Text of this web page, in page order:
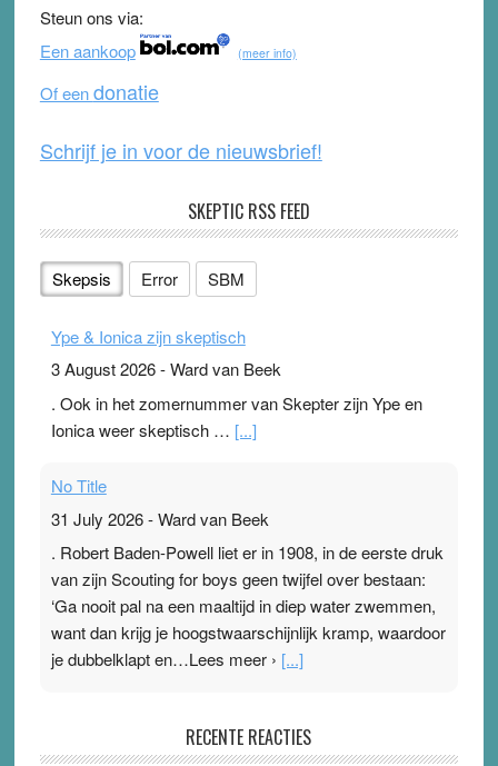
o
o
k
b
e
Steun ons via:
Een aankoop
(meer info)
Of eendonatie
Schrijf je in voor de nieuwsbrief!
SKEPTIC RSS FEED
Skepsis Error SBM
Ype & Ionica zijn skeptisch
3 August 2026-Ward van Beek
. Ook in het zomernummer van Skepter zijn Ype en
Ionica weer skeptisch … [...]
No Title
31 July 2026-Ward van Beek
. Robert Baden-Powell liet er in 1908, in de eerste druk
van zijn Scouting for boys geen twijfel over bestaan:
‘Ga nooit pal na een maaltijd in diep water zwemmen,
want dan krijg je hoogstwaarschijnlijk kramp, waardoor
je dubbelklapt en…Lees meer › [...]
Ward van Beek
RECENTE REACTIES